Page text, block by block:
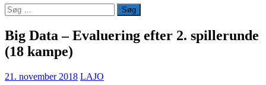
Søg
efter:
Big Data – Evaluering efter 2. spillerunde
(18 kampe)
21. november 2018 LAJO